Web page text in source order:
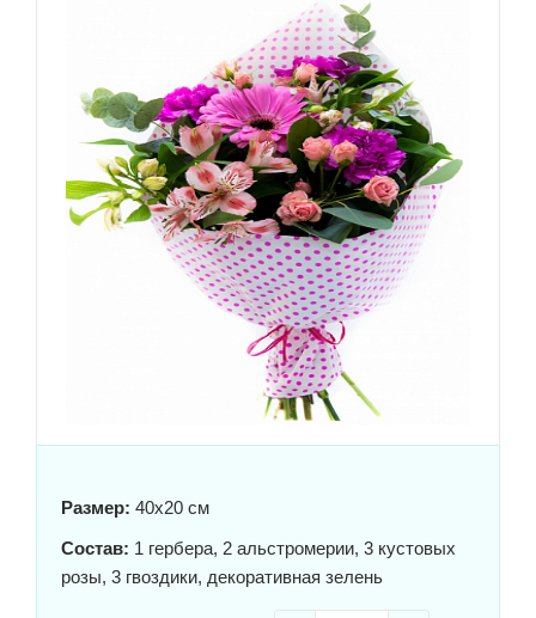
Размер: 40x20 см
Состав: 1 гербера, 2 альстромерии, 3 кустовых
розы, 3 гвоздики, декоративная зелень